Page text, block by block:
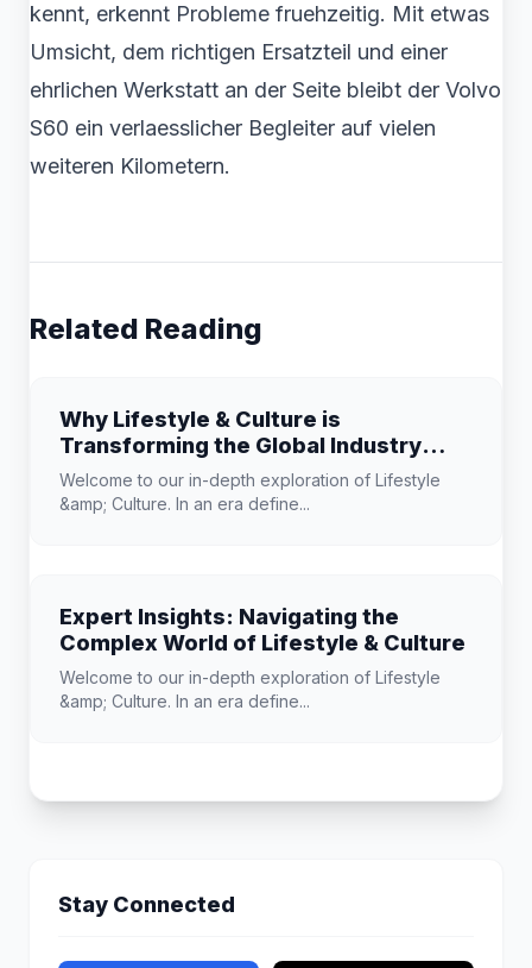
kennt, erkennt Probleme fruehzeitig. Mit etwas
Umsicht, dem richtigen Ersatzteil und einer
ehrlichen Werkstatt an der Seite bleibt der Volvo
S60 ein verlaesslicher Begleiter auf vielen
weiteren Kilometern.
Related Reading
Why Lifestyle & Culture is
Transforming the Global Industry
Landscape
Welcome to our in-depth exploration of Lifestyle
&amp; Culture. In an era define...
Expert Insights: Navigating the
Complex World of Lifestyle & Culture
Welcome to our in-depth exploration of Lifestyle
&amp; Culture. In an era define...
Stay Connected